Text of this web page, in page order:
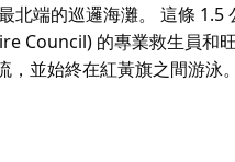
北端的巡邏海灘。 這條
Council) 的專業救生員和
，並始終在紅黃旗之間游泳
海灘通常更加安靜。這裡